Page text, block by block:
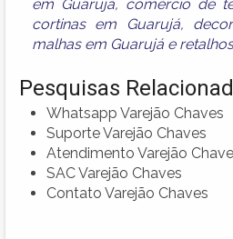
em Guarujá, comércio de
cortinas em Guarujá,
malhas em Guarujá e
Pesquisas
Whatsapp Varejão Chaves
Suporte Varejão Chaves
Atendimento Varejão
SAC Varejão Chaves
Contato Varejão Chaves